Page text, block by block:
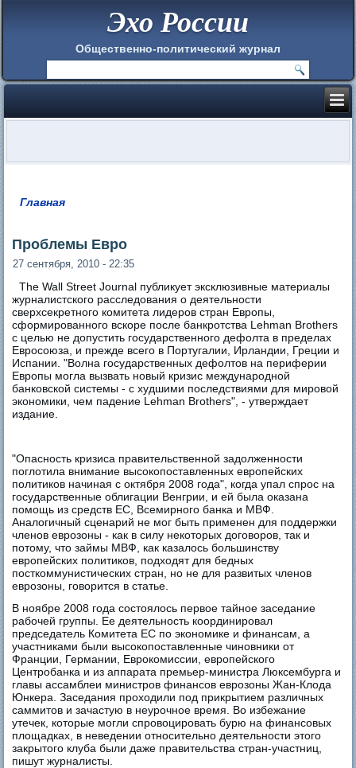
Эхо России
Общественно-политический журнал
Главная
Проблемы Евро
27 сентября, 2010 - 22:35
The Wall Street Journal публикует эксклюзивные материалы
журналистского расследования о деятельности
сверхсекретного комитета лидеров стран Европы,
сформированного вскоре после банкротства Lehman Brothers
с целью не допустить государственного дефолта в пределах
Евросоюза, и прежде всего в Португалии, Ирландии, Греции и
Испании. "Волна государственных дефолтов на периферии
Европы могла вызвать новый кризис международной
банковской системы - с худшими последствиями для мировой
экономики, чем падение Lehman Brothers", - утверждает
издание.
"Опасность кризиса правительственной задолженности
поглотила внимание высокопоставленных европейских
политиков начиная с октября 2008 года", когда упал спрос на
государственные облигации Венгрии, и ей была оказана
помощь из средств ЕС, Всемирного банка и МВФ.
Аналогичный сценарий не мог быть применен для поддержки
членов еврозоны - как в силу некоторых договоров, так и
потому, что займы МВФ, как казалось большинству
европейских политиков, подходят для бедных
посткоммунистических стран, но не для развитых членов
еврозоны, говорится в статье.
В ноябре 2008 года состоялось первое тайное заседание
рабочей группы. Ее деятельность координировал
председатель Комитета ЕС по экономике и финансам, а
участниками были высокопоставленные чиновники от
Франции, Германии, Еврокомиссии, европейского
Центробанка и из аппарата премьер-министра Люксембурга и
главы ассамблеи министров финансов еврозоны Жан-Клода
Юнкера. Заседания проходили под прикрытием различных
саммитов и зачастую в неурочное время. Во избежание
утечек, которые могли спровоцировать бурю на финансовых
площадках, в неведении относительно деятельности этого
закрытого клуба были даже правительства стран-участниц,
пишут журналисты.